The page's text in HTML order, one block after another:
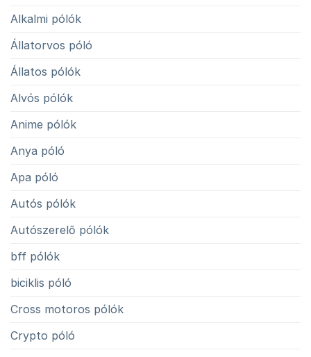
Alkalmi pólók
Állatorvos póló
Állatos pólók
Alvós pólók
Anime pólók
Anya póló
Apa póló
Autós pólók
Autószerelő pólók
bff pólók
biciklis póló
Cross motoros pólók
Crypto póló